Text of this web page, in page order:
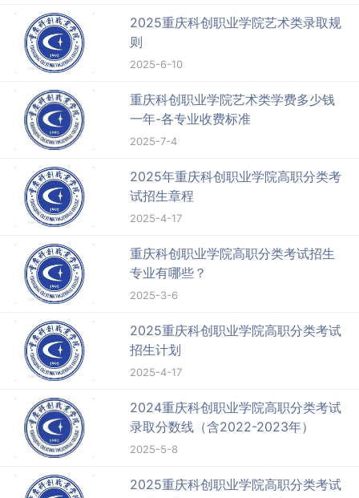
2025重庆科创职业学院艺术类录取规
则
2025-6-10
重庆科创职业学院艺术类学费多少钱
一年-各专业收费标准
2025-7-4
2025年重庆科创职业学院高职分类考
试招生章程
2025-4-17
重庆科创职业学院高职分类考试招生
专业有哪些？
2025-3-6
2025重庆科创职业学院高职分类考试
招生计划
2025-4-17
2024重庆科创职业学院高职分类考试
录取分数线（含2022-2023年）
2025-5-8
2025重庆科创职业学院高职分类考试